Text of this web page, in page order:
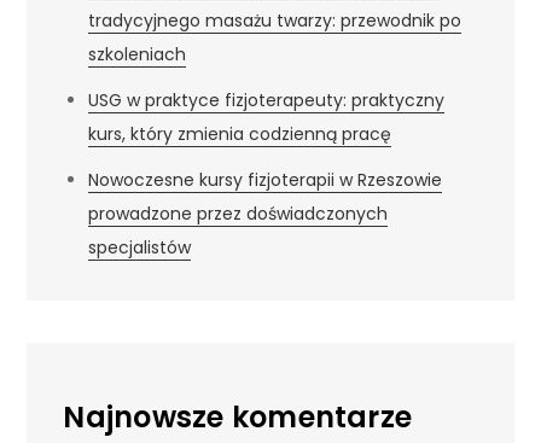
tradycyjnego masażu twarzy: przewodnik po
szkoleniach
USG w praktyce fizjoterapeuty: praktyczny
kurs, który zmienia codzienną pracę
Nowoczesne kursy fizjoterapii w Rzeszowie
prowadzone przez doświadczonych
specjalistów
Najnowsze komentarze